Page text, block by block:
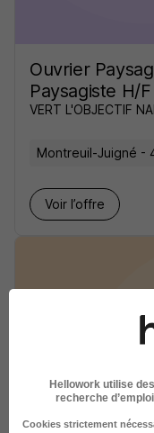
Ouvrier
Paysagiste H/F
VERT L'OBJECTIF
Montreuil-Juigné -
Voir l’offre
Ouvrier
Paysagiste H/F
VERT L'OBJECTIF
Hellowork utilise
recherche
Cookies strictement